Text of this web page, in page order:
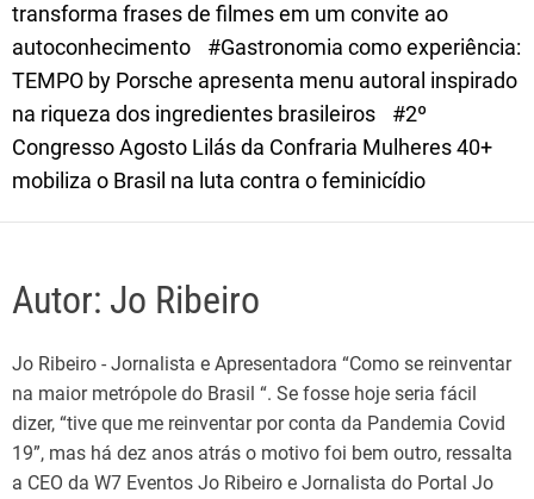
transforma frases de filmes em um convite ao
autoconhecimento
#Gastronomia como experiência:
TEMPO by Porsche apresenta menu autoral inspirado
na riqueza dos ingredientes brasileiros
#2º
Congresso Agosto Lilás da Confraria Mulheres 40+
mobiliza o Brasil na luta contra o feminicídio
Autor: Jo Ribeiro
Jo Ribeiro - Jornalista e Apresentadora “Como se reinventar
na maior metrópole do Brasil “. Se fosse hoje seria fácil
dizer, “tive que me reinventar por conta da Pandemia Covid
19”, mas há dez anos atrás o motivo foi bem outro, ressalta
a CEO da W7 Eventos Jo Ribeiro e Jornalista do Portal Jo